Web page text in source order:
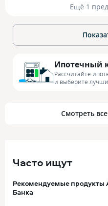
Ещё 1
Ипотечный
Рассчитайте
и выберите
Смотреть
Часто ищут
Рекомендуемые продукты
Банка